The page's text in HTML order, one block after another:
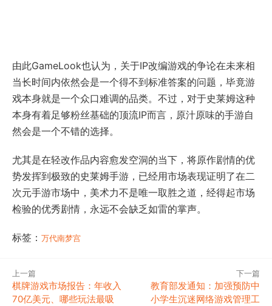
由此GameLook也认为，关于IP改编游戏的争论在未来相
当长时间内依然会是一个得不到标准答案的问题，毕竟游
戏本身就是一个众口难调的品类。不过，对于史莱姆这种
本身有着足够粉丝基础的顶流IP而言，原汁原味的手游自
然会是一个不错的选择。
尤其是在轻改作品内容愈发空洞的当下，将原作剧情的优
势发挥到极致的史莱姆手游，已经用市场表现证明了在二
次元手游市场中，美术力不是唯一取胜之道，经得起市场
检验的优秀剧情，永远不会缺乏如雷的掌声。
标签： 万代南梦宫
上一篇
棋牌游戏市场报告：年收入
70亿美元、哪些玩法最吸
下一篇
教育部发通知：加强预防中
小学生沉迷网络游戏管理工